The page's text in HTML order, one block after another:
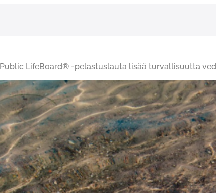
Public LifeBoard® -pelastuslauta lisää turvallisuutta